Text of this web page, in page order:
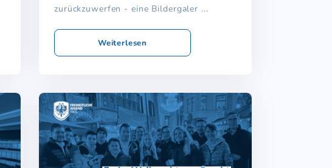
zurückzuwerfen - eine Bildergaler ...
Weiterlesen